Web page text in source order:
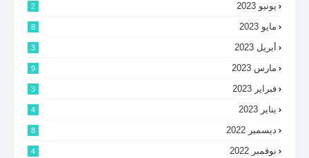
يونيو 2023 2
مايو 2023 8
أبريل 2023 3
مارس 2023 9
فبراير 2023 3
يناير 2023 4
ديسمبر 2022 8
نوفمبر 2022 4